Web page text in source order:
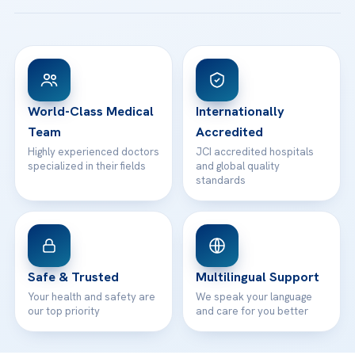
View All Hospitals
Patient Rights
Contact
WhatsApp Support
World-Class Medical
Team
Highly experienced doctors
specialized in their fields
Internationally
Accredited
JCI accredited hospitals
and global quality
standards
Safe & Trusted
Your health and safety are
our top priority
Multilingual Support
We speak your language
and care for you better